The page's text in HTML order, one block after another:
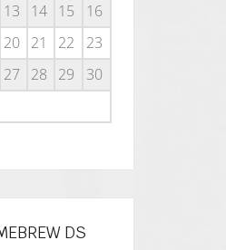
13 14 15
16
20 21 22
23
27 28 29
30
DS